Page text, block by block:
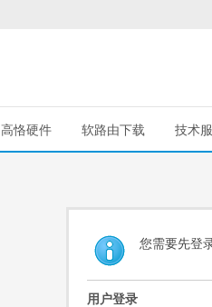
高恪硬件 软路由下载 技术
您需要先登
用户登录